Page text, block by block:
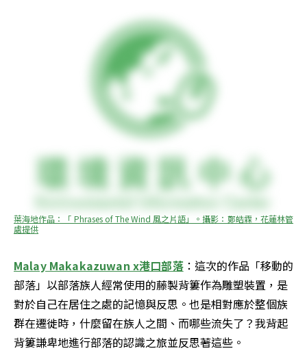
葉海地作品：「 Phrases of The Wind 風之片語」。攝影：鄭皓霖，花蓮林管
處提供
Malay Makakazuwan x港口部落：這次的作品「移動的
部落」以部落族人經常使用的藤製背簍作為雕塑裝置，是
對於自己在居住之處的記憶與反思。也是相對應於整個族
群在遷徙時，什麼留在族人之間、而哪些流失了？我背起
背簍謙卑地進行部落的認識之旅並反思著這些。